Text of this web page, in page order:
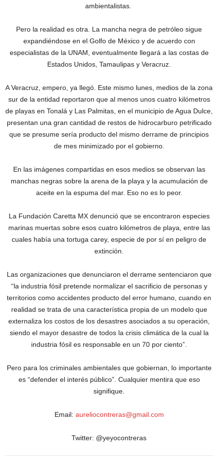
ambientalistas.
Pero la realidad es otra. La mancha negra de petróleo sigue
expandiéndose en el Golfo de México y de acuerdo con
especialistas de la UNAM, eventualmente llegará a las costas de
Estados Unidos, Tamaulipas y Veracruz.
A Veracruz, empero, ya llegó. Este mismo lunes, medios de la zona
sur de la entidad reportaron que al menos unos cuatro kilómetros
de playas en Tonalá y Las Palmitas, en el municipio de Agua Dulce,
presentan una gran cantidad de restos de hidrocarburo petrificado
que se presume sería producto del mismo derrame de principios
de mes minimizado por el gobierno.
En las imágenes compartidas en esos medios se observan las
manchas negras sobre la arena de la playa y la acumulación de
aceite en la espuma del mar. Eso no es lo peor.
La Fundación Caretta MX denunció que se encontraron especies
marinas muertas sobre esos cuatro kilómetros de playa, entre las
cuales había una tortuga carey, especie de por sí en peligro de
extinción.
Las organizaciones que denunciaron el derrame sentenciaron que
“la industria fósil pretende normalizar el sacrificio de personas y
territorios como accidentes producto del error humano, cuando en
realidad se trata de una característica propia de un modelo que
externaliza los costos de los desastres asociados a su operación,
siendo el mayor desastre de todos la crisis climática de la cual la
industria fósil es responsable en un 70 por ciento”.
Pero para los criminales ambientales que gobiernan, lo importante
es “defender el interés público”. Cualquier mentira que eso
signifique.
Email: aureliocontreras@gmail.com
Twitter: @yeyocontreras